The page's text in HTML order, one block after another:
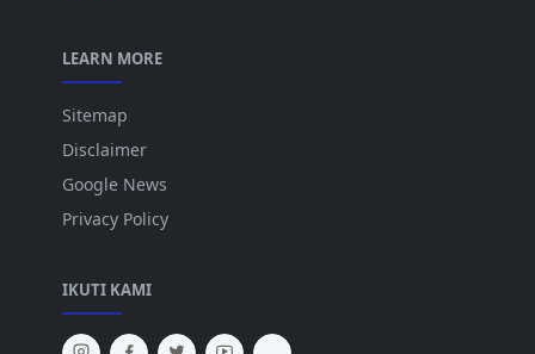
LEARN MORE
Sitemap
Disclaimer
Google News
Privacy Policy
IKUTI KAMI